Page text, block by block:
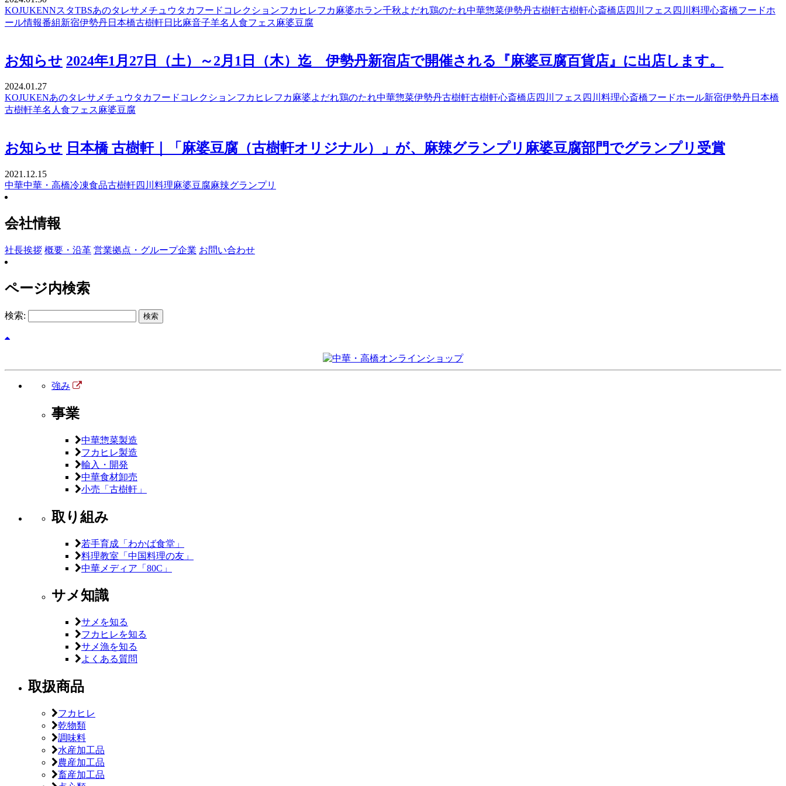
KOJUKENNスタTBSあのタレサメチュウタカフードコレクションフカヒレフカ麻婆ホラン千秋よだれ鶏のたれ中華惣菜伊勢丹古樹軒古樹軒心斎橋店四川フェス 四川料理心斎橋フードホ
ール情報番組新宿伊勢丹日本橋古樹軒日比麻音子羊名人 食フェス麻婆豆腐
お知らせ 2024年1月27日（土）～2月1日（木）迄 伊勢丹新宿店で開催される『麻婆豆腐百貨店』に出店します。
2024.01.27
KOJUKENあのタレサメチュウタカフードコレクションフカヒレフカ麻婆よだれ鶏のたれ中華惣菜伊勢丹古樹軒古樹軒心斎橋店四川フェス 四川料理心斎橋フードホール新宿伊勢丹日本橋
古樹軒羊名人食フェス麻婆豆腐
お知らせ 日本橋 古樹軒｜「麻婆豆腐（古樹軒オリジナル）」が、麻辣グランプリ麻婆豆腐部門でグランプリ受賞
2021.12.15
中華中華・高橋冷凍食品古樹軒四川料理麻婆豆腐麻辣グランプリ
会社情報
社長挨拶 概要・沿革 営業拠点・グループ企業 お問い合わせ
ページ内検索
検索:
強み
事業
中華惣菜製造
フカヒレ製造
輸入・開発
中華食材卸売
小売「古樹軒」
取り組み
若手育成「わかば食堂」
料理教室「中国料理の友」
中華メディア「80C」
サメ知識
サメを知る
フカヒレを知る
サメ漁を知る
よくある質問
取扱商品
フカヒレ
乾物類
調味料
水産加工品
農産加工品
畜産加工品